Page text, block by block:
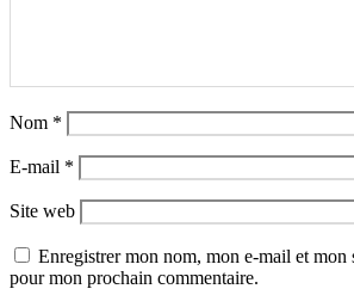
Nom *
E-mail *
Site web
Enregistrer mon nom, mon e-mail et mon
pour mon prochain commentaire.